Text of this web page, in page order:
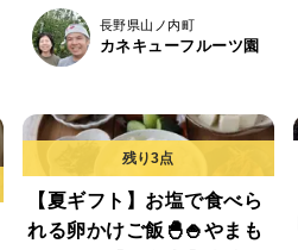
長野県山ノ内町
カネキューフルーツ園
【夏ギフト】お塩で食べら
れる卵かけご飯🐣🍚やまも